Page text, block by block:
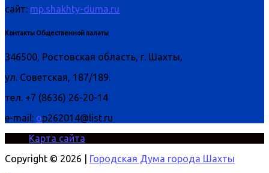
сайт: mp.shakhty-duma.ru
Контакты Общественной палаты
346500, Ростовская область, г. Шахты,
ул. Советская, 187/189.
тел. +7 (8636) 26-20-14
e-mail: op262014@list.ru
Карта сайта
Copyright © 2026 |
Городская Дума города Шахты